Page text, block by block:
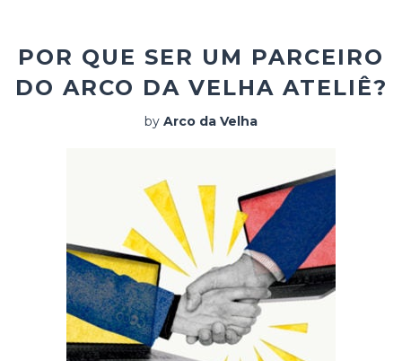
POR QUE SER UM PARCEIRO
DO ARCO DA VELHA ATELIÊ?
by Arco da Velha